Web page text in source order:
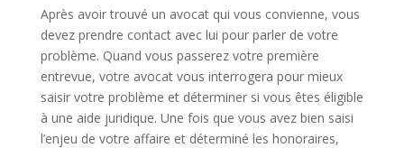
Après avoir trouvé un avocat qui vous convienne, vous
devez prendre contact avec lui pour parler de votre
problème. Quand vous passerez votre première
entrevue, votre avocat vous interrogera pour mieux
saisir votre problème et déterminer si vous êtes éligible
à une aide juridique. Une fois que vous avez bien saisi
l’enjeu de votre affaire et déterminé les honoraires,